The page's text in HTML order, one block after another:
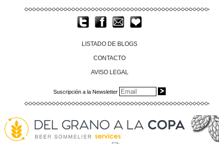
LISTADO DE BLOGS
CONTACTO
AVISO LEGAL
Suscripción a la Newsletter